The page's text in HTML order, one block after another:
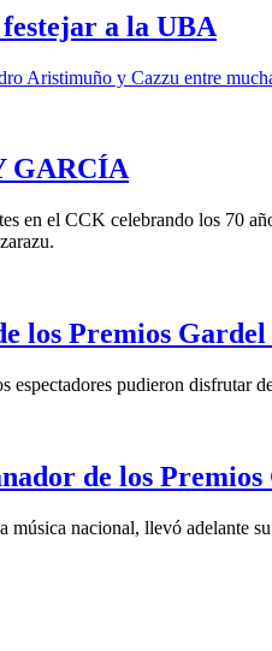
a la UBA
Aristimuño y Cazzu entre
GARCÍA
en el CCK celebrando los 70
los Premios Gardel
espectadores pudieron disfrutar
de los Premios
música nacional, llevó adelante